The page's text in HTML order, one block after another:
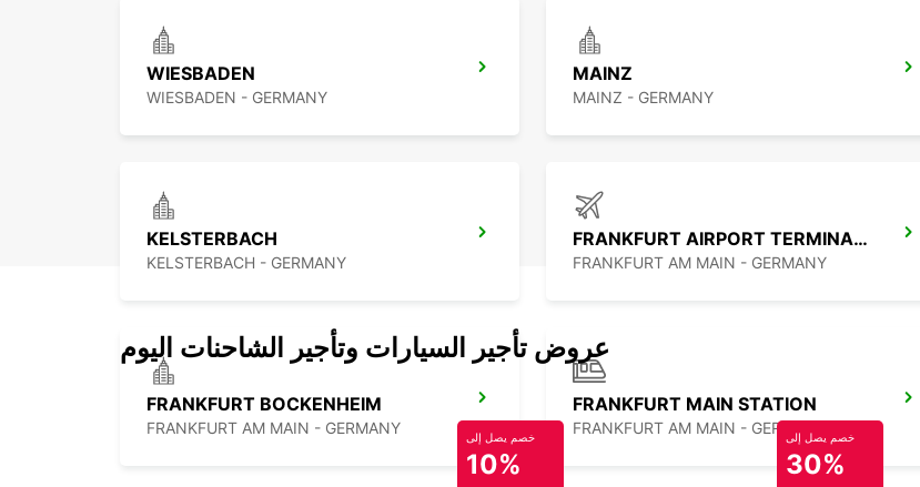
WIESBADEN
WIESBADEN - GERMANY
MAINZ
MAINZ - GERMANY
KELSTERBACH
KELSTERBACH - GERMANY
FRANKFURT AIRPORT TERMINAL 1
FRANKFURT AM MAIN - GERMANY
FRANKFURT BOCKENHEIM
FRANKFURT AM MAIN - GERMANY
FRANKFURT MAIN STATION
FRANKFURT AM MAIN - GERMANY
عروض تأجير السيارات وتأجير الشاحنات اليوم
خصم يصل إلى
10%
خصم يصل إلى
30%